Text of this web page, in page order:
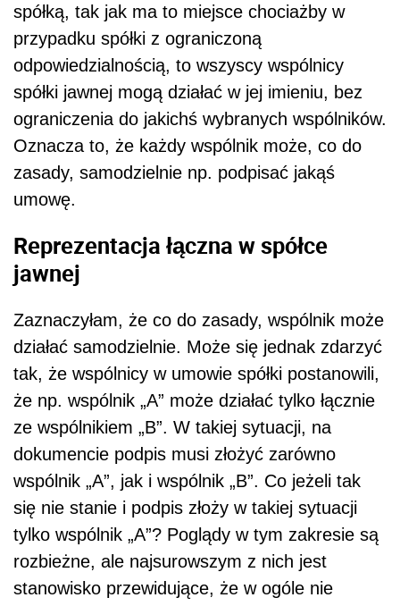
spółką, tak jak ma to miejsce chociażby w
przypadku spółki z ograniczoną
odpowiedzialnością, to wszyscy wspólnicy
spółki jawnej mogą działać w jej imieniu, bez
ograniczenia do jakichś wybranych wspólników.
Oznacza to, że każdy wspólnik może, co do
zasady, samodzielnie np. podpisać jakąś
umowę.
Reprezentacja łączna w spółce
jawnej
Zaznaczyłam, że co do zasady, wspólnik może
działać samodzielnie. Może się jednak zdarzyć
tak, że wspólnicy w umowie spółki postanowili,
że np. wspólnik „A” może działać tylko łącznie
ze wspólnikiem „B”. W takiej sytuacji, na
dokumencie podpis musi złożyć zarówno
wspólnik „A”, jak i wspólnik „B”. Co jeżeli tak
się nie stanie i podpis złoży w takiej sytuacji
tylko wspólnik „A”? Poglądy w tym zakresie są
rozbieżne, ale najsurowszym z nich jest
stanowisko przewidujące, że w ogóle nie